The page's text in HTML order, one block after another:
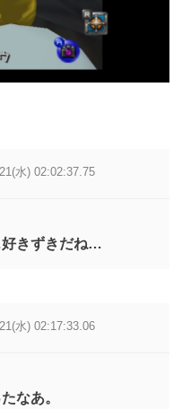
水) 02:02:37.75
きずきだね…
水) 02:17:33.06
なあ。